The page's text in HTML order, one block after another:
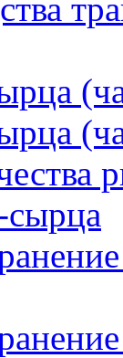
сырца